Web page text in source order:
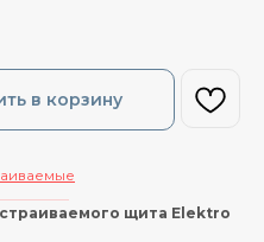
в корзину
щита Elektro